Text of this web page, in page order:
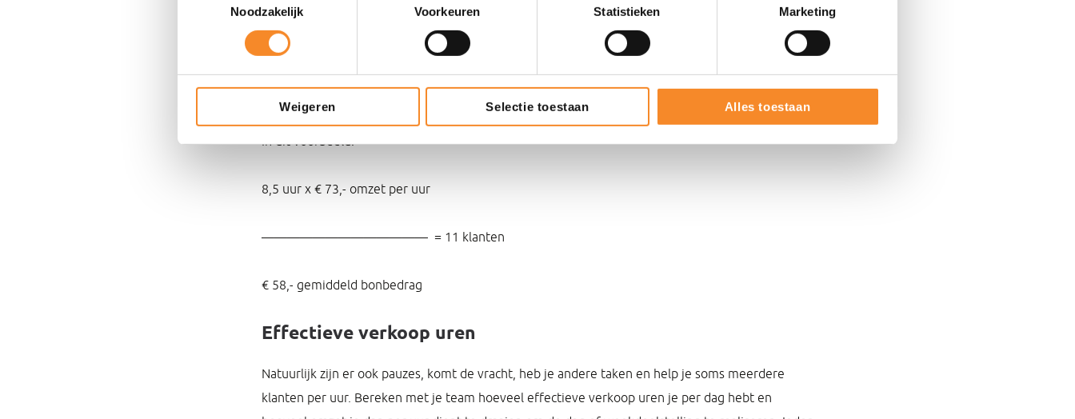
Noodzakelijk
Voorkeuren Statistieken Marketing
Weigeren Selectie toestaan Alles toestaan
Gemiddelde bonbedrag
In dit voorbeeld:
8,5 uur x € 73,- omzet per uur
————————————— = 11 klanten
€ 58,- gemiddeld bonbedrag
Effectieve verkoop uren
Natuurlijk zijn er ook pauzes, komt de vracht, heb je andere taken en help je soms meerdere
klanten per uur. Bereken met je team hoeveel effectieve verkoop uren je per dag hebt en